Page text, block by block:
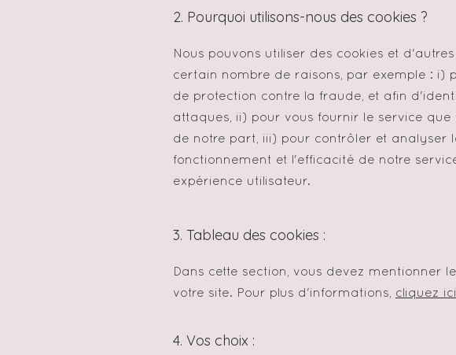
2. Pourquoi utilisons-nous des cookies ?
Nous pouvons utiliser des cookies et
certain nombre de raisons, par exemple : i)
de protection contre la fraude, et afin
attaques, ii) pour vous fournir le service
de notre part, iii) pour contrôler et analyser
fonctionnement et l'efficacité de notre
expérience utilisateur.
3. Tableau des cookies :
Dans cette section, vous devez mentionner
votre site. Pour plus d'informations, cliquez ici
4. Vos choix :